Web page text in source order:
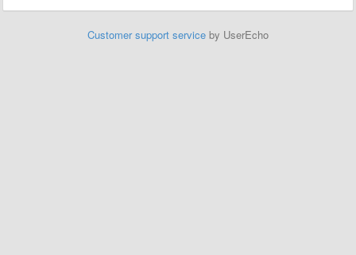
Customer support service by UserEcho